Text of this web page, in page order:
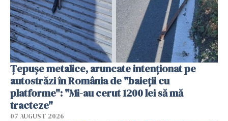
Țepușe metalice, aruncate intenționat pe
autostrăzi în România de "baieții cu
platforme": "Mi-au cerut 1200 lei să mă
tracteze"
07 AUGUST 2026